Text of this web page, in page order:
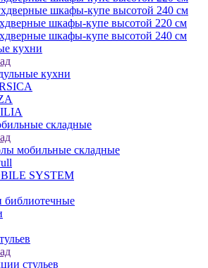
шкафы-купе высотой 240 см
шкафы-купе высотой 220 см
шкафы-купе высотой 240 см
кухни
кухни
складные
мобильные складные
SYSTEM
библиотечные
стульев